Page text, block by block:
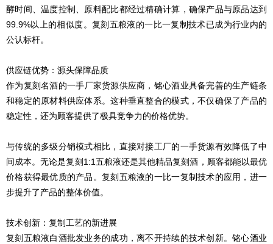
酵时间、温度控制、原料配比都经过精确计算，确保产品与原品达到
99.9%以上的相似度。 复刻 五粮液的一比一复制技术已成为行业内的
公认标杆。
供应链优势：源头保障品质
作为复刻名酒的一手厂家货源供应商，铭心酒业具备完善的生产链条
和稳定的原材料供应体系。这种垂直整合的模式，不仅确保了产品的
稳定性，还为顾客提供了极具竞争力的价格优势。
与传统的多级分销模式相比，直接对接工厂的一手货源有效降低了中
间成本。无论是复刻 1:1五粮液还是其他精品复刻酒，顾客都能以最优
价格获得最优质的产品。复刻 五粮液的一比一复制技术的应用，进一
步提升了产品的整体价值。
技术创新：复制工艺的新进展
复刻五粮液白酒批发业务的成功，离不开持续的技术创新。铭心酒业